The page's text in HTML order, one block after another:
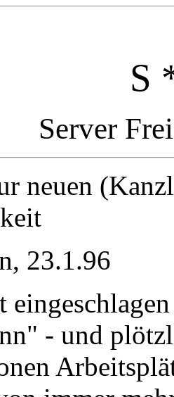
S
Server
neuen
23.1.96
- und